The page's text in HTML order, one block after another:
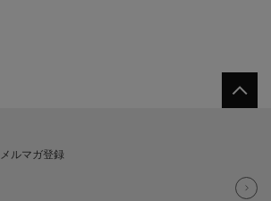
メルマガ登録